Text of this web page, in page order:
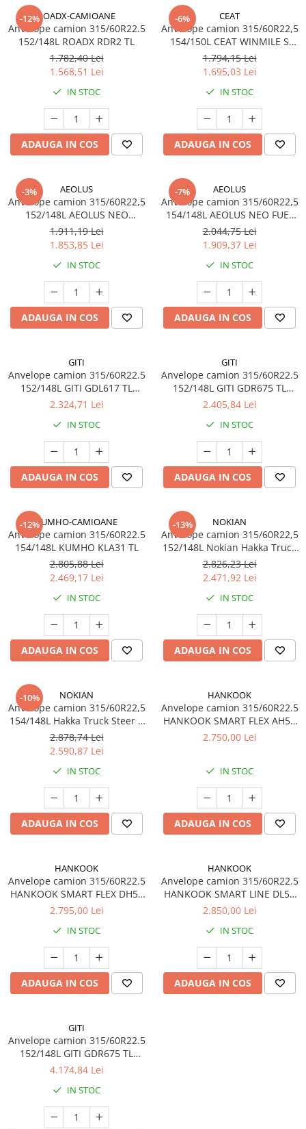
-12%ROADX-CAMIOANE
Anvelope camion 315/60R22.5
152/148L ROADX RDR2 TL
1.782,40 Lei
1.568,51 Lei
IN STOC
ADAUGA IN COS
-6% CEAT
Anvelope camion 315/60R22,5
154/150L CEAT WINMILE S
20PR TL
1.794,15 Lei
1.695,03 Lei
IN STOC
ADAUGA IN COS
-3% AEOLUS
Anvelope camion 315/60R22,5
152/148L AEOLUS NEO
ALLROADS D+ 20PR TL
1.911,19 Lei
1.853,85 Lei
IN STOC
ADAUGA IN COS
-7% AEOLUS
Anvelope camion 315/60R22,5
154/148L AEOLUS NEO FUEL
S+ 20PR TL
2.044,75 Lei
1.909,37 Lei
IN STOC
ADAUGA IN COS
GITI
Anvelope camion 315/60R22.5
152/148L GITI GDL617 TL
3PMSF
2.324,71 Lei
IN STOC
ADAUGA IN COS
GITI
Anvelope camion 315/60R22.5
152/148L GITI GDR675 TL
3PMSF
2.405,84 Lei
IN STOC
ADAUGA IN COS
-12%KUMHO-CAMIOANE
Anvelope camion 315/60R22.5
154/148L KUMHO KLA31 TL
2.805,88 Lei
2.469,17 Lei
IN STOC
ADAUGA IN COS
-13% NOKIAN
Anvelope camion 315/60R22,5
152/148L Nokian Hakka Truck
Drive TL
2.826,23 Lei
2.471,92 Lei
IN STOC
ADAUGA IN COS
-10% NOKIAN
Anvelope camion 315/60R22,5
154/148L Hakka Truck Steer 2
TL
2.878,74 Lei
2.590,87 Lei
IN STOC
ADAUGA IN COS
HANKOOK
Anvelope camion 315/60R22.5
HANKOOK SMART FLEX AH51
154/148L 20PR TL M+S 3PMSF
2.750,00 Lei
IN STOC
ADAUGA IN COS
HANKOOK
Anvelope camion 315/60R22.5
HANKOOK SMART FLEX DH51
152/148L TL M+S 3PMSF
2.795,00 Lei
IN STOC
ADAUGA IN COS
HANKOOK
Anvelope camion 315/60R22.5
HANKOOK SMART LINE DL50
152/148L 18PR TL M+S 3PMSF
2.850,00 Lei
IN STOC
ADAUGA IN COS
GITI
Anvelope camion 315/60R22.5
152/148L GITI GDR675 TL
3PMSF M+S RFID
4.174,84 Lei
IN STOC